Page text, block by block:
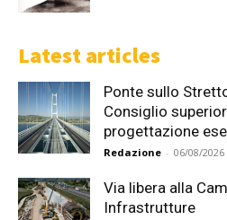
Latest articles
Ponte sullo
Consiglio
progettazione
Redazione - 06/08/2026
Via libera alla
Infrastrutture